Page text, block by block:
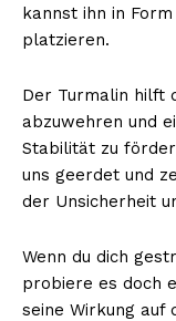
kannst ihn in
platzieren.
Der Turmalin hilft
abzuwehren und
Stabilität zu
uns geerdet und
der Unsicherheit
Wenn du dich
probiere es doch
seine Wirkung auf